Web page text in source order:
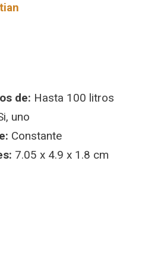
de: Hasta 100 litros
uno
Constante
7.05 x 4.9 x 1.8 cm